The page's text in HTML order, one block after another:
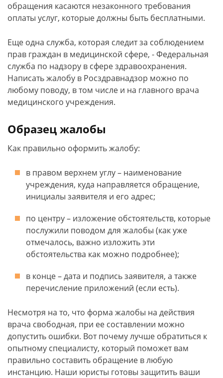
обращения касаются незаконного требования
оплаты услуг, которые должны быть бесплатными.
Еще одна служба, которая следит за соблюдением
прав граждан в медицинской сфере, - Федеральная
служба по надзору в сфере здравоохранения.
Написать жалобу в Росздравнадзор можно по
любому поводу, в том числе и на главного врача
медицинского учреждения.
Образец жалобы
Как правильно оформить жалобу:
в правом верхнем углу – наименование
учреждения, куда направляется обращение,
инициалы заявителя и его адрес;
по центру – изложение обстоятельств, которые
послужили поводом для жалобы (как уже
отмечалось, важно изложить эти
обстоятельства как можно подробнее);
в конце – дата и подпись заявителя, а также
перечисление приложений (если есть).
Несмотря на то, что форма жалобы на действия
врача свободная, при ее составлении можно
допустить ошибки. Вот почему лучше обратиться к
опытному специалисту, который поможет вам
правильно составить обращение в любую
инстанцию. Наши юристы готовы защитить ваши